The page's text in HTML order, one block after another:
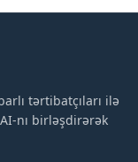
tərtibatçıları ilə
nı birləşdirərək